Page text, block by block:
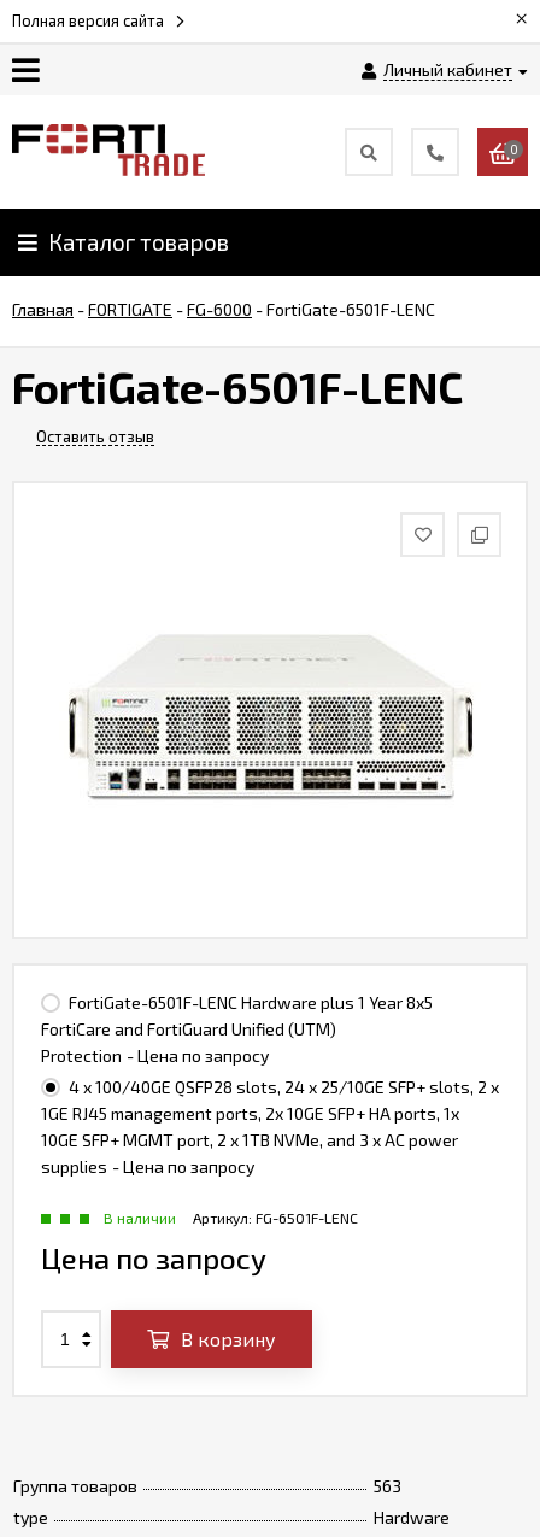
Полная версия сайта ×
Личный кабинет
Доставка
0
Каталог товаров
Главная -FORTIGATE -FG-6000 -FortiGate-6501F-LENC
FortiGate-6501F-LENC
Оставить отзыв
Группа товаров
563
type
Hardware
FortiGate-6501F-LENC Hardware plus 1 Year 8x5
FortiCare and FortiGuard Unified (UTM)
Protection - Цена по запросу
4 x 100/40GE QSFP28 slots, 24 x 25/10GE SFP+ slots, 2 x
1GE RJ45 management ports, 2x 10GE SFP+ HA ports, 1x
10GE SFP+ MGMT port, 2 x 1TB NVMe, and 3 x AC power
supplies - Цена по запросу
Артикул: FG-6501F-LENC
В наличии
Цена по запросу
В корзину